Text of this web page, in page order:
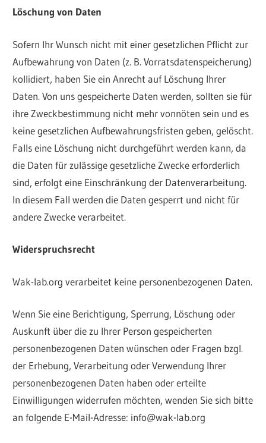
Löschung von Daten
Sofern Ihr Wunsch nicht mit einer gesetzlichen Pflicht zur
Aufbewahrung von Daten (z. B. Vorratsdatenspeicherung)
kollidiert, haben Sie ein Anrecht auf Löschung Ihrer
Daten. Von uns gespeicherte Daten werden, sollten sie für
ihre Zweckbestimmung nicht mehr vonnöten sein und es
keine gesetzlichen Aufbewahrungsfristen geben, gelöscht.
Falls eine Löschung nicht durchgeführt werden kann, da
die Daten für zulässige gesetzliche Zwecke erforderlich
sind, erfolgt eine Einschränkung der Datenverarbeitung.
In diesem Fall werden die Daten gesperrt und nicht für
andere Zwecke verarbeitet.
Widerspruchsrecht
Wak-lab.org verarbeitet keine personenbezogenen Daten.
Wenn Sie eine Berichtigung, Sperrung, Löschung oder
Auskunft über die zu Ihrer Person gespeicherten
personenbezogenen Daten wünschen oder Fragen bzgl.
der Erhebung, Verarbeitung oder Verwendung Ihrer
personenbezogenen Daten haben oder erteilte
Einwilligungen widerrufen möchten, wenden Sie sich bitte
an folgende E-Mail-Adresse: info@wak-lab.org